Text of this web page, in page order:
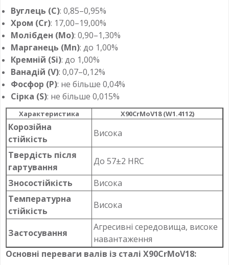
Вуглець (C): 0,85–0,95%
Хром (Cr): 17,00–19,00%
Молібден (Mo): 0,90–1,30%
Марганець (Mn): до 1,00%
Кремній (Si): до 1,00%
Ванадій (V): 0,07–0,12%
Фосфор (P): не більше 0,04%
Сірка (S): не більше 0,015%
Характеристика X90CrMoV18 (W1.4112)
Корозійна
стійкість
Висока
Твердість після
гартування
До 57±2 HRC
Зносостійкість
Висока
Температурна
стійкість
Висока
Застосування
Агресивні середовища, високе
навантаження
Основні переваги валів із сталі X90CrMoV18: